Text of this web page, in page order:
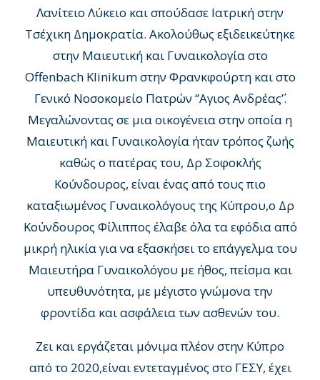
Λανίτειο Λύκειο και σπούδασε Ιατρική στην
Τσέχικη Δημοκρατία. Ακολούθως εξιδεικεύτηκε
στην Μαιευτική και Γυναικολογία στο
Offenbach Klinikum στην Φρανκφούρτη και στο
Γενικό Νοσοκομείο Πατρών ‘’Αγιος Ανδρέας΄’.
Μεγαλώνοντας σε μια οικογένεια στην οποία η
Μαιευτική και Γυναικολογία ήταν τρόπος ζωής
καθώς ο πατέρας του, Δρ Σοφοκλής
Κούνδουρος, είναι ένας από τους πιο
καταξιωμένος Γυναικολόγους της Κύπρου,ο Δρ
Κούνδουρος Φίλιππος έλαβε όλα τα εφόδια από
μικρή ηλικία για να εξασκήσει το επάγγελμα του
Μαιευτήρα Γυναικολόγου με ήθος, πείσμα και
υπευθυνότητα, με μέγιστο γνώμονα την
φροντίδα και ασφάλεια των ασθενών του.
Ζει και εργάζεται μόνιμα πλέον στην Κύπρο
από το 2020,είναι εντεταγμένος στο ΓΕΣΥ, έχει